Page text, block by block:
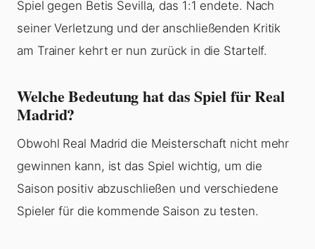
Spiel gegen Betis Sevilla, das 1:1 endete. Nach
seiner Verletzung und der anschließenden Kritik
am Trainer kehrt er nun zurück in die Startelf.
Welche Bedeutung hat das Spiel für Real
Madrid?
Obwohl Real Madrid die Meisterschaft nicht mehr
gewinnen kann, ist das Spiel wichtig, um die
Saison positiv abzuschließen und verschiedene
Spieler für die kommende Saison zu testen.